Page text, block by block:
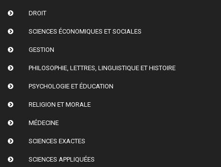
DROIT
SCIENCES ÉCONOMIQUES ET SOCIALES
GESTION
PHILOSOPHIE, LETTRES, LINGUISTIQUE ET HISTOIRE
PSYCHOLOGIE ET ÉDUCATION
RELIGION ET MORALE
MÉDECINE
SCIENCES EXACTES
SCIENCES APPLIQUÉES